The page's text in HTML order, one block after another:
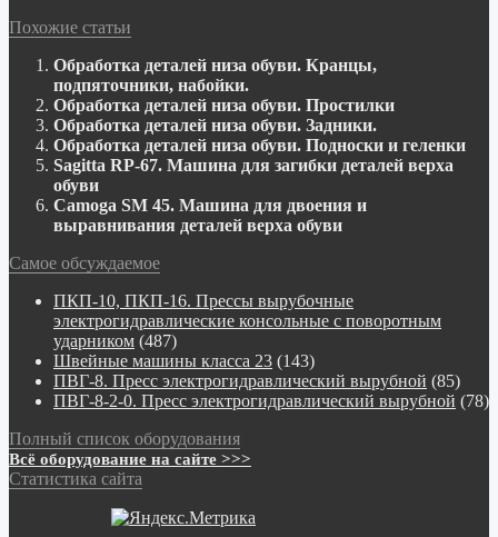
Похожие статьи
Обработка деталей низа обуви. Кранцы,
подпяточники, набойки.
Обработка деталей низа обуви. Простилки
Обработка деталей низа обуви. Задники.
Обработка деталей низа обуви. Подноски и геленки
Sagitta RP-67. Машина для загибки деталей верха
обуви
Camoga SM 45. Машина для двоения и
выравнивания деталей верха обуви
Самое обсуждаемое
ПКП-10, ПКП-16. Прессы вырубочные
электрогидравлические консольные с поворотным
ударником (487)
Швейные машины класса 23 (143)
ПВГ-8. Пресс электрогидравлический вырубной (85)
ПВГ-8-2-0. Пресс электрогидравлический вырубной (78)
Полный список оборудования
Всё оборудование на сайте >>>
Статистика сайта